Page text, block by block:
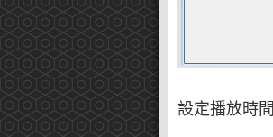
設定播放時間